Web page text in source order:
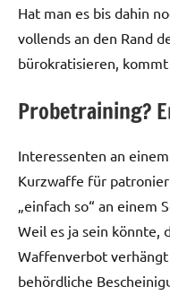
Hat man es bis dahin
vollends an den Rand
bürokratisieren,
Probetraining?
Interessenten an
Kurzwaffe für
„einfach so“ an einem
Weil es ja sein könnte,
Waffenverbot
behördliche